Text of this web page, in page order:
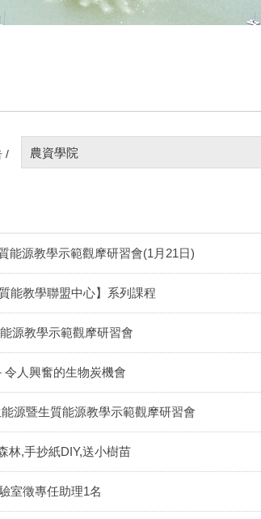
/ 農資學院
能源教學示範觀摩研習會(1月21日)
能教學聯盟中心】系列課程
源教學示範觀摩研習會
令人興奮的生物炭機會
源暨生質能源教學示範觀摩研習會
林,手抄紙DIY,送小樹苗
室徵專任助理1名